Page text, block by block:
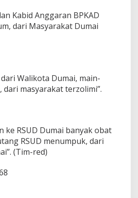
Kabid Anggaran BPKAD
dari Masyarakat Dumai
dari Walikota Dumai, main-
dari masyarakat terzolimi”.
ke RSUD Dumai banyak obat
RSUD menumpuk, dari
(Tim-red)